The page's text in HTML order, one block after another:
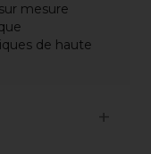
mesure
de haute